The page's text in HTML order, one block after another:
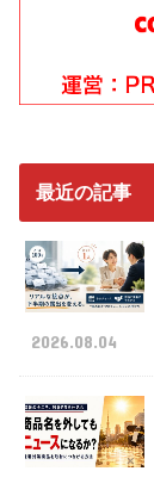
最近の記事
2026.08.04